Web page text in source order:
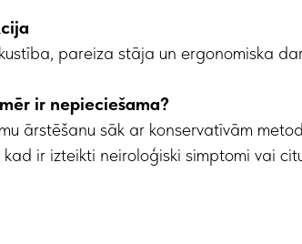
pareiza stāja un ergonomiska
ir nepieciešama?
ārstēšanu sāk ar konservatīvām
ir izteikti neiroloģiski simptomi vai